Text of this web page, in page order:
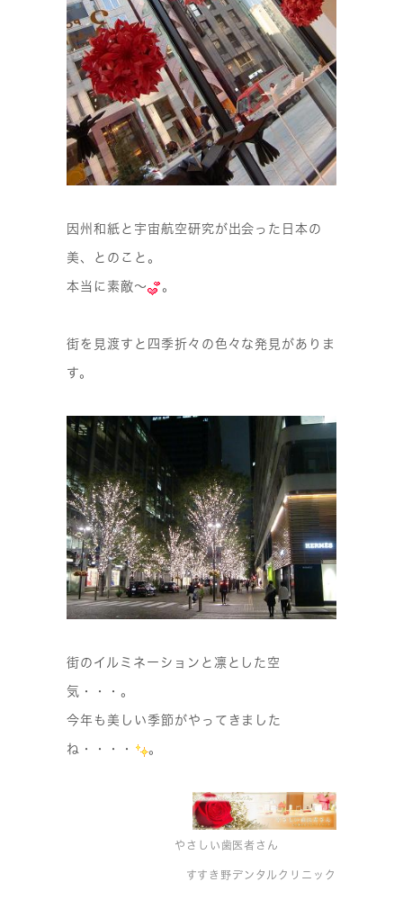
因州和紙と宇宙航空研究が出会った日本の
美、とのこと。
本当に素敵〜 。
街を見渡すと四季折々の色々な発見がありま
す。
街のイルミネーションと凛とした空
気・・・。
今年も美しい季節がやってきました
ね・・・・ 。
やさしい歯医者さん
すすき野デンタルクリニック